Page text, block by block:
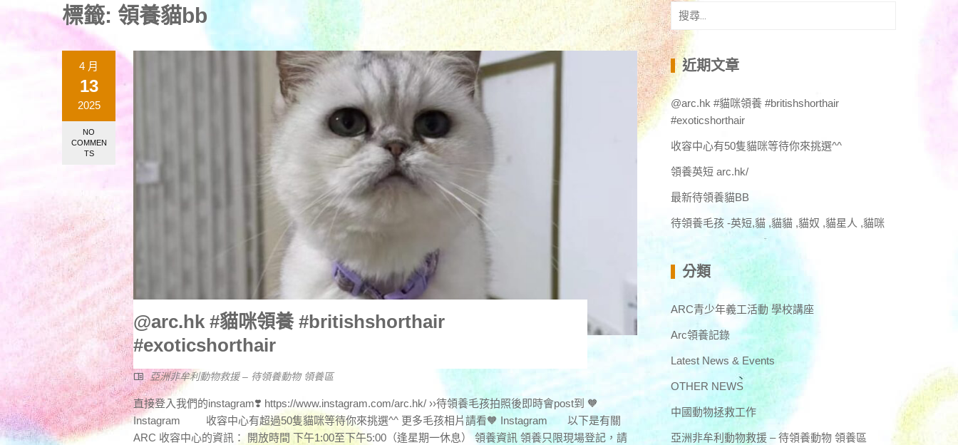
標籤: 領養貓bb
4 月
13
2025
NO
COMMEN
TS
@arc.hk #貓咪領養 #britishshorthair
#exoticshorthair
亞洲非牟利動物救援 – 待領養動物 領養區
直接登入我們的instagram❣️ https://www.instagram.com/arc.hk/ ››待領養毛孩拍照後即時會post到 🧡
Instagram 收容中心有超過50隻貓咪等待你來挑選^^ 更多毛孩相片請看🧡 Instagram 以下是有關
ARC 收容中心的資訊： 開放時間 下午1:00至下午5:00（逢星期一休息） 領養資訊 領養只限現場登記，請
搜
尋
關
鍵
字:
近期文章
@arc.hk #貓咪領養 #britishshorthair
#exoticshorthair
收容中心有50隻貓咪等待你來挑選^^
領養英短 arc.hk/
最新待領養貓BB
待領養毛孩 -英短,貓 ,貓貓 ,貓奴 ,貓星人 ,貓咪
分類
ARC青少年義工活動 學校講座
Arc領養記錄
Latest News & Events
OTHER NEWS
中國動物拯救工作
亞洲非牟利動物救援 – 待領養動物 領養區